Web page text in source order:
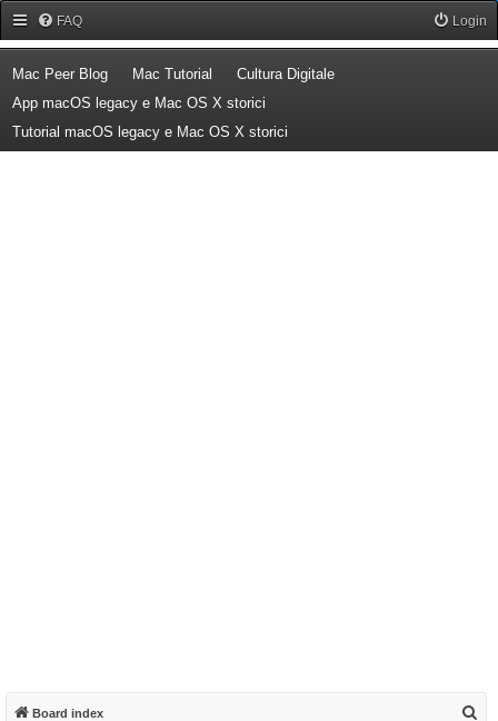
FAQ Login
Mac Peer Blog(Opens a new tab)
Mac Tutorial (Opens a new tab)
Cultura Digitale(Opens a new tab)
App macOS legacy e Mac OS X storici
Tutorial macOS legacy e Mac OS X storici
Board index